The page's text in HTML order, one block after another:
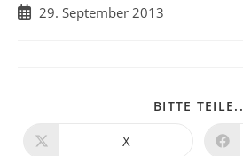
Beitrag29. September 2013
BITTE TEILE..
Öffnet
X